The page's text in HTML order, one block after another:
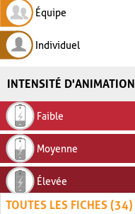
Équipe
Individuel
INTENSITÉ D'ANIMATION
Faible
Moyenne
Élevée
TOUTES LES FICHES (34)